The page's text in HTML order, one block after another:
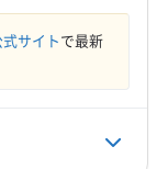
式サイトで最新